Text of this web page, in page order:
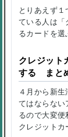
とりあえず１
ている人は「
るカードを選
クレジット
する まと
４月から新
てはならない
るので大変便
クレジットカ